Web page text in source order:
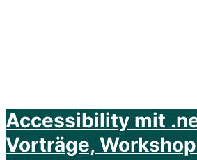
Accessibility mit
Vorträge,